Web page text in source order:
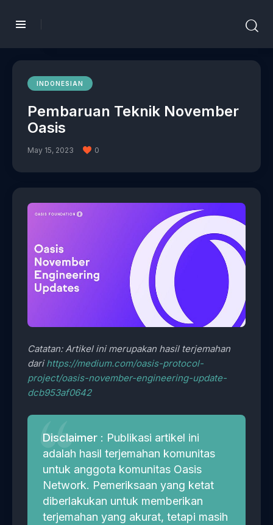
INDONESIAN
Pembaruan Teknik November
Oasis
May 15, 2023 0
Catatan: Artikel ini merupakan hasil terjemahan
darihttps://medium.com/oasis-protocol-
project/oasis-november-engineering-update-
dcb953af0642
Disclaimer : Publikasi artikel ini
adalah hasil terjemahan komunitas
untuk anggota komunitas Oasis
Network. Pemeriksaan yang ketat
diberlakukan untuk memberikan
terjemahan yang akurat, tetapi masih